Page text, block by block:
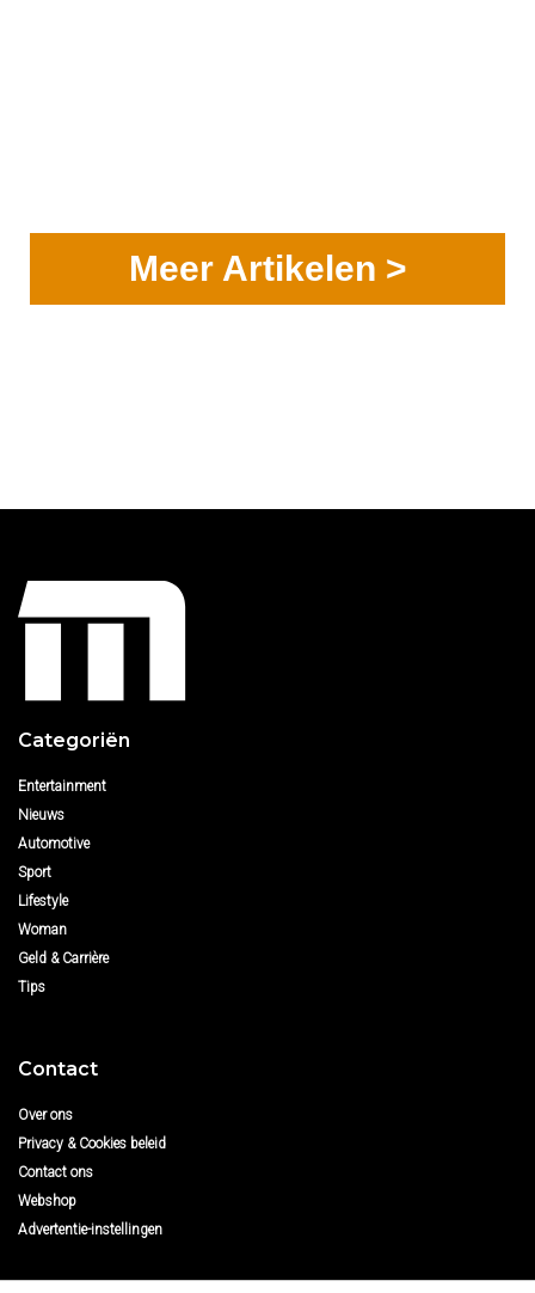
Meer Artikelen >
Categoriën
Entertainment
Nieuws
Automotive
Sport
Lifestyle
Woman
Geld & Carrière
Tips
Contact
Over ons
Privacy & Cookies beleid
Contact ons
Webshop
Advertentie-instellingen